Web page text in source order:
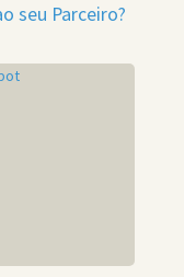
seu Parceiro?